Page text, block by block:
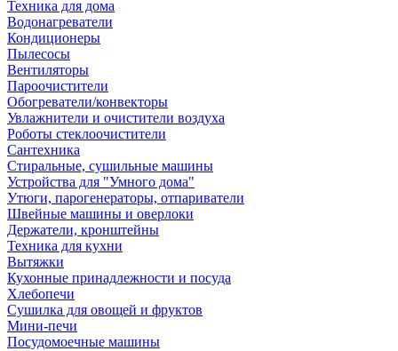
Техника для дома
Водонагреватели
Кондиционеры
Пылесосы
Вентиляторы
Пароочистители
Обогреватели/конвекторы
Увлажнители и очистители воздуха
Роботы стеклоочистители
Сантехника
Стиральные, сушильные машины
Устройства для "Умного дома"
Утюги, парогенераторы, отпариватели
Швейные машины и оверлоки
Держатели, кронштейны
Техника для кухни
Вытяжки
Кухонные принадлежности и посуда
Хлебопечи
Сушилка для овощей и фруктов
Мини-печи
Посудомоечные машины